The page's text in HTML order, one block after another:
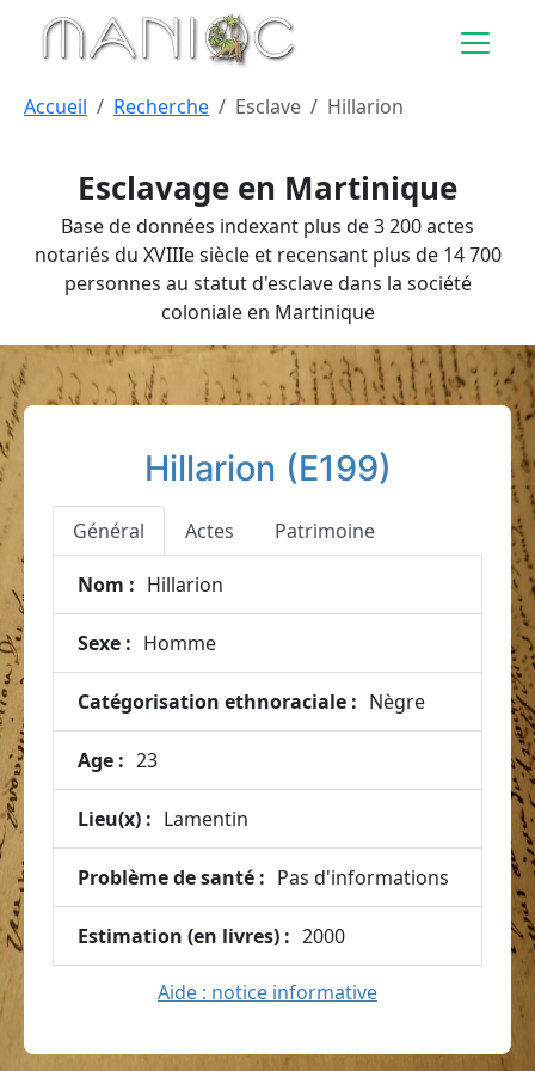
Aller au contenu principal
Esclavage en Martinique
Base de données indexant plus de 3 200 actes
notariés du XVIIIe siècle et recensant plus de 14 700
personnes au statut d'esclave dans la société
coloniale en Martinique
Accueil Recherche Esclave Hillarion
Hillarion (E199)
Général Actes Patrimoine
Nom : Hillarion
Sexe : Homme
Catégorisation ethnoraciale : Nègre
Age : 23
Lieu(x) : Lamentin
Problème de santé : Pas d'informations
Estimation (en livres) : 2000
Aide : notice informative